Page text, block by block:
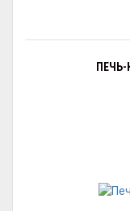
ПЕЧЬ-